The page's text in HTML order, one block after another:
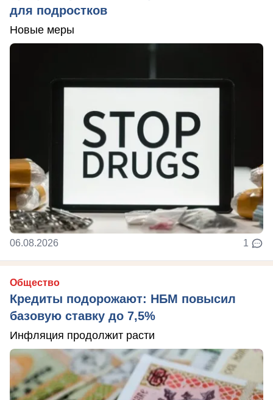
для подростков
Новые меры
06.08.2026 1
Общество
Кредиты подорожают: НБМ повысил
базовую ставку до 7,5%
Инфляция продолжит расти